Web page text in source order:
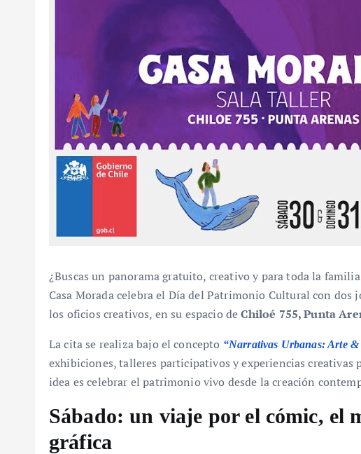
¿Buscas un panorama gratuito, creativo y para toda la
Casa Morada celebra el Día del Patrimonio Cultural con dos
los oficios creativos, en su espacio deChiloé 755, Punta
La cita se realiza bajo el concepto “Narrativas Urbanas: Arte
exhibiciones, talleres participativos y experiencias creativas
idea es celebrar el patrimonio vivo desde la creación
Sábado: un viaje por el cómic, el
gráfica